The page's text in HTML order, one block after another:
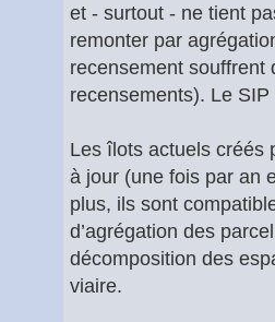
et - surtout - ne tient
remonter par
recensement souffrent
recensements). Le
Les îlots actuels créés
à jour (une fois par an
plus, ils sont
d’agrégation des
décomposition des
viaire.